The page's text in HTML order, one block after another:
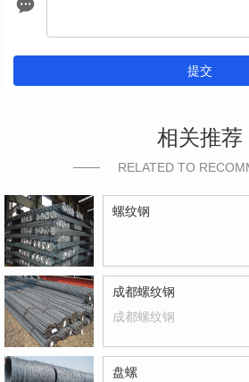
提交
相关推荐
RELATED TO
螺纹钢
成都螺纹钢
成都螺纹钢
盘螺